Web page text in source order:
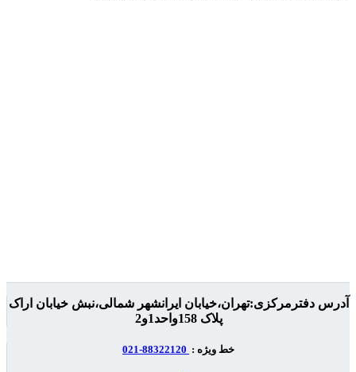
آدرس دفترمرکزی:تهران،خیابان ایرانشهر شمالی،نبش خیابان اراک
پلاک 158واحد1و2
خط ویژه :